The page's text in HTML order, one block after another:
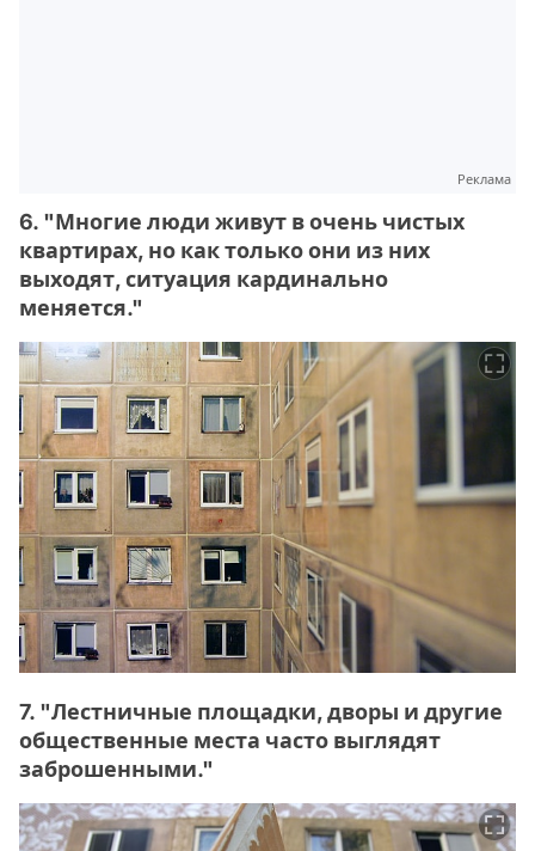
Реклама
6. "Многие люди живут в очень чистых
квартирах, но как только они из них
выходят, ситуация кардинально
меняется."
7. "Лестничные площадки, дворы и другие
общественные места часто выглядят
заброшенными."